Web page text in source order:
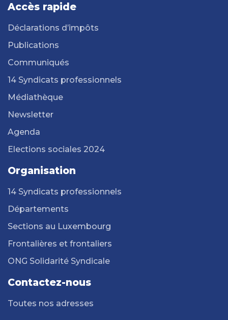
Accès rapide
Déclarations d’impôts
Publications
Communiqués
14 Syndicats professionnels
Médiathèque
Newsletter
Agenda
Elections sociales 2024
Organisation
14 Syndicats professionnels
Départements
Sections au Luxembourg
Frontalières et frontaliers
ONG Solidarité Syndicale
Contactez-nous
Toutes nos adresses